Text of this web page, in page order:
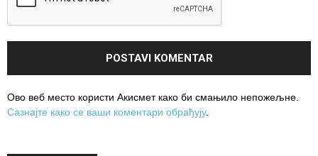
Ово веб место користи Акисмет како би смањило непожељне.
Сазнајте како се ваши коментари обрађују.